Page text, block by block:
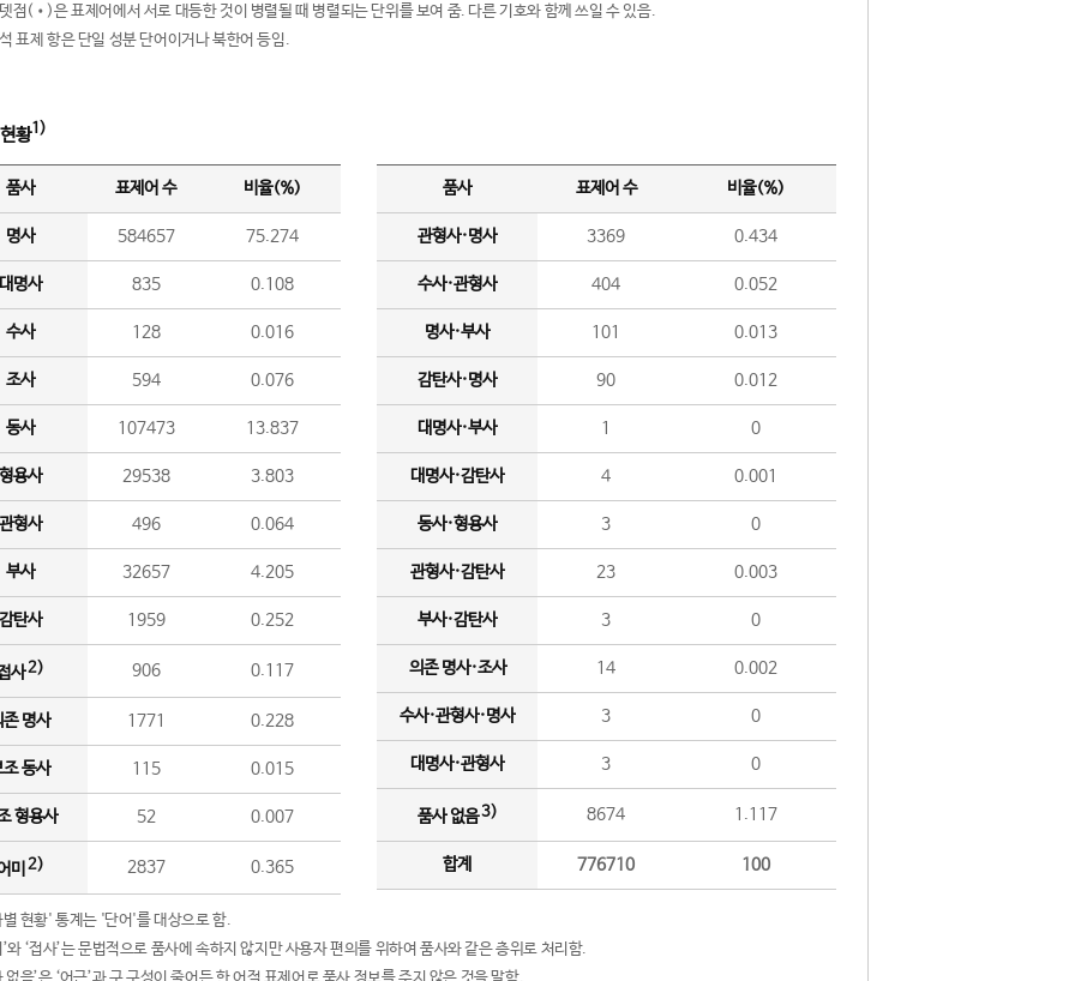
점(•)은 표제어에서 서로 대등한 것이 병렬될 때 병렬되는 단위를 보여 줌. 다른 기호와 함께 쓰일 수 있음.
표제 항은 단일 성분 단어이거나 북한어 등임.
황1)
품사 표제어 수 비율(%)
명사 584657 75.274
명사 835 0.108
수사 128 0.016
조사 594 0.076
동사 107473 13.837
용사 29538 3.803
형사 496 0.064
부사 32657 4.205
탄사 1959 0.252
사2) 906 0.117
존 명사 1771 0.228
조 동사 115 0.015
형용사 52 0.007
미 2) 2837 0.365
품사 표제어 수 비율(%)
관형사·명사 3369 0.434
수사·관형사 404 0.052
명사·부사 101 0.013
감탄사·명사 90 0.012
대명사·부사 1 0
대명사·감탄사 4 0.001
동사·형용사 3 0
관형사·감탄사 23 0.003
부사·감탄사 3 0
의존 명사·조사 14 0.002
수사·관형사·명사 3 0
대명사·관형사 3 0
품사 없음3) 8674 1.117
합계 776710 100
현황' 통계는 '단어'를 대상으로 함.
와 ‘접사’는 문법적으로 품사에 속하지 않지만 사용자 편의를 위하여 품사와 같은 층위로 처리함.